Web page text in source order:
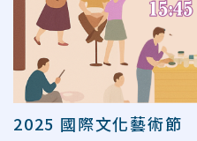
2025 國際文化藝術節